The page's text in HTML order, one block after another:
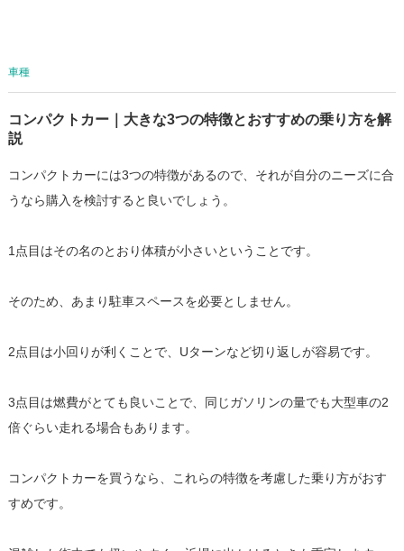
車種
コンパクトカー｜大きな3つの特徴とおすすめの乗り方を解
説
コンパクトカーには3つの特徴があるので、それが自分のニーズに合
うなら購入を検討すると良いでしょう。
1点目はその名のとおり体積が小さいということです。
そのため、あまり駐車スペースを必要としません。
2点目は小回りが利くことで、Uターンなど切り返しが容易です。
3点目は燃費がとても良いことで、同じガソリンの量でも大型車の2
倍ぐらい走れる場合もあります。
コンパクトカーを買うなら、これらの特徴を考慮した乗り方がおす
すめです。